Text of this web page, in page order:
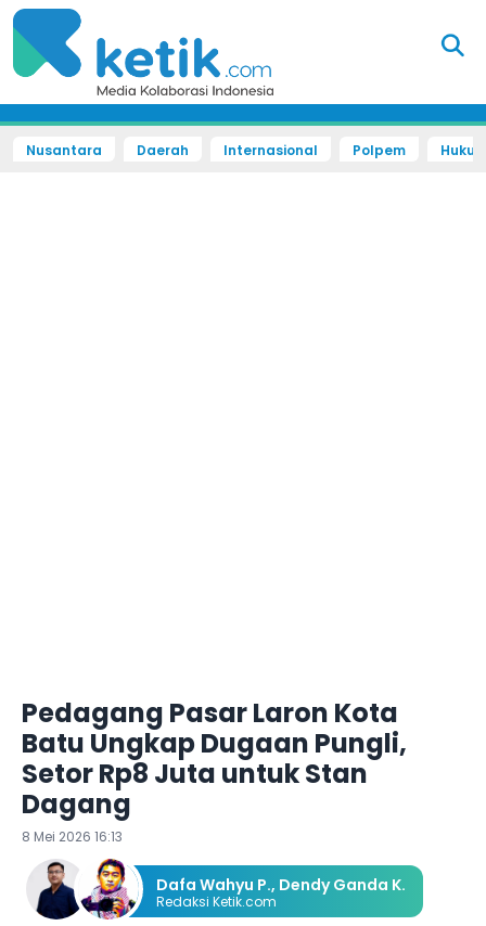
Nusantara Daerah Internasional Polpem
Pedagang Pasar Laron Kota
Batu Ungkap Dugaan Pungli,
Setor Rp8 Juta untuk Stan
Dagang
8 Mei 2026 16:13
Dafa Wahyu P., Dendy Ganda K.
Redaksi Ketik.com